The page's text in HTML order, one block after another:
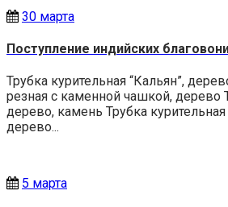
30 марта
Поступление индийских
Трубка курительная “Кальян”,
резная с каменной чашкой, дерево
дерево, камень Трубка
дерево...
5 марта